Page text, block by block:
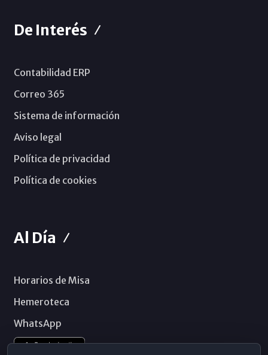
De Interés
Contabilidad ERP
Correo 365
Sistema de información
Aviso legal
Política de privacidad
Política de cookies
Al Día
Horarios de Misa
Hemeroteca
WhatsApp